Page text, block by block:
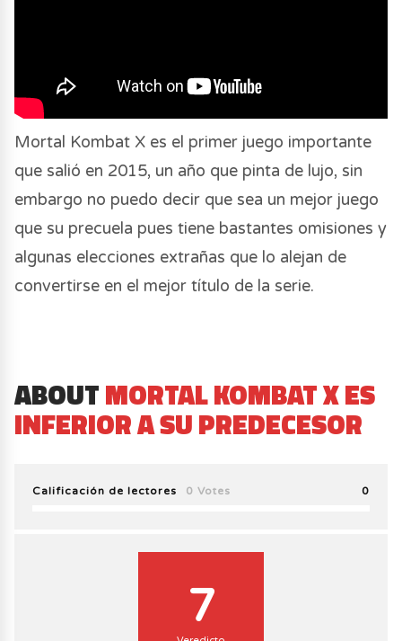
Mortal Kombat X es el primer juego importante
que salió en 2015, un año que pinta de lujo, sin
embargo no puedo decir que sea un mejor juego
que su precuela pues tiene bastantes omisiones y
algunas elecciones extrañas que lo alejan de
convertirse en el mejor título de la serie.
ABOUTMORTAL KOMBAT X ES
INFERIOR A SU PREDECESOR
Calificación de lectores 0 Votes 0
7